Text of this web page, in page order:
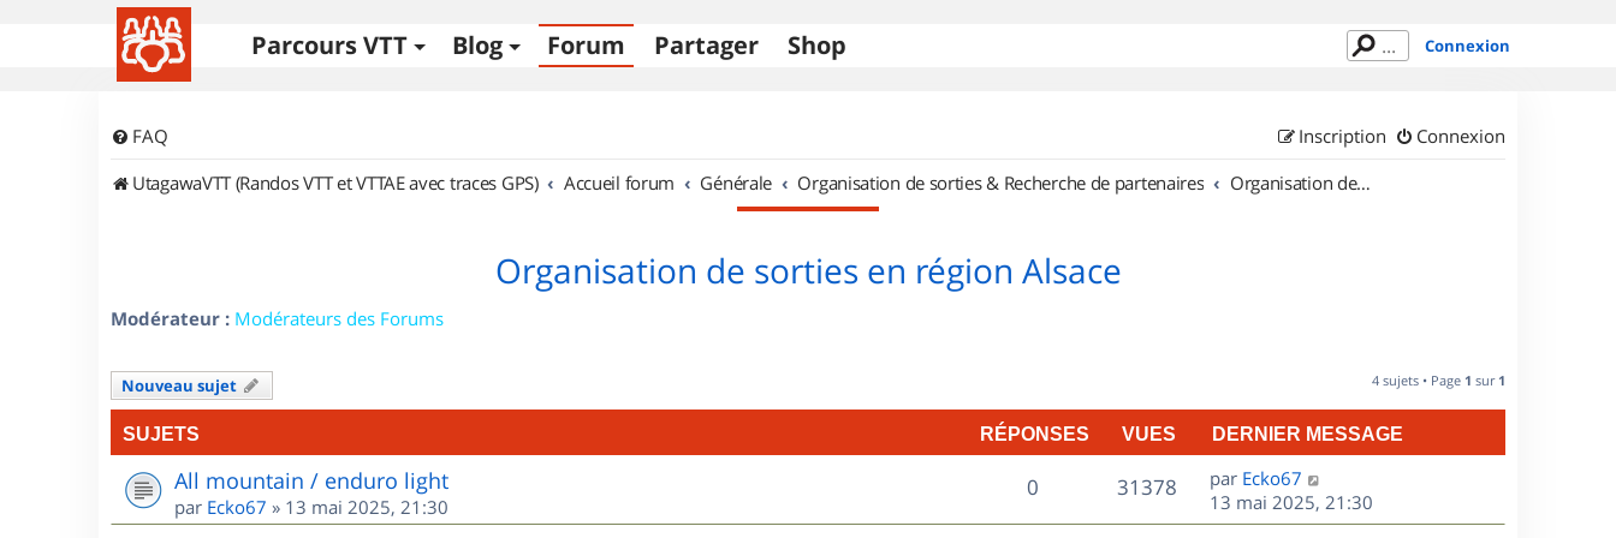
Parcours VTT Blog Forum Partager Shop Connexion
FAQ Connexion
Inscription
UtagawaVTT (Randos VTT et VTTAE avec traces GPS)
Accueil forum Générale Organisation de sorties & Recherche de partenaires Organisation de sorties en région Alsace
Organisation de sorties en région Alsace
Modérateur : Modérateurs des Forums
Nouveau sujet 4 sujets • Page 1 sur 1
SUJETS RÉPONSES VUES DERNIER MESSAGE
All mountain / enduro light
par Ecko67 » 13 mai 2025, 21:30
0R
é
31378V
u
D
e
r
par Ecko67
13 mai 2025, 21:30